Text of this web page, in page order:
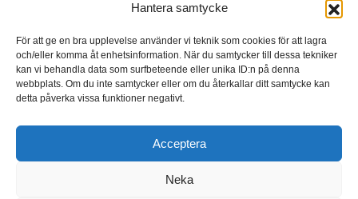
Hantera samtycke
För att ge en bra upplevelse använder vi teknik som cookies för att lagra
och/eller komma åt enhetsinformation. När du samtycker till dessa tekniker
kan vi behandla data som surfbeteende eller unika ID:n på denna
webbplats. Om du inte samtycker eller om du återkallar ditt samtycke kan
detta påverka vissa funktioner negativt.
Acceptera
Neka
OM FRISÖRSÖK
UPPDATERA SALONG